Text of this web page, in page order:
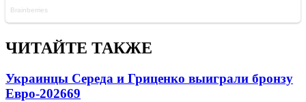
ЧИТАЙТЕ ТАКЖЕ
Украинцы Середа и Гриценко выиграли бронзу
Евро-202669